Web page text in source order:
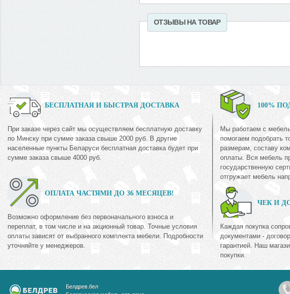
ОТЗЫВЫ НА ТОВАР
БЕСПЛАТНАЯ И БЫСТРАЯ ДОСТАВКА
При заказе через сайт мы осуществляем бесплатную доставку
по Минску при сумме заказа свыше 2000 руб. В другие
населенные пункты Беларуси бесплатная доставка будет при
сумме заказа свыше 4000 руб.
ОПЛАТА ЧАСТЯМИ ДО 36 МЕСЯЦЕВ!
Возможно оформление без первоначального взноса и
переплат, в том числе и на акционный товар. Точные условия
оплаты зависят от выбранного комплекта мебели. Подробности
уточняйте у менеджеров.
100%
Мы работаем с
помогаем подобрать
размерам, составу
оплаты. Вся мебель
государственную
отгружает мебель
ЧЕК И
Каждая покупка
документами -
гарантией. Наш
покупки.
Белдрев.бел